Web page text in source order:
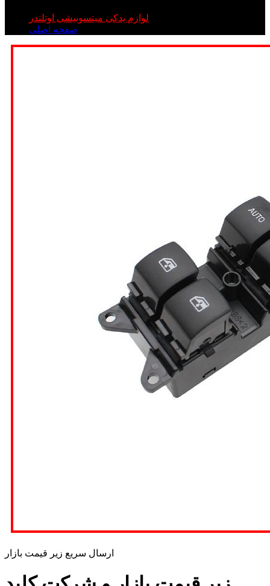
لوازم یدکی میتسوبیشی اوتلندر
صفحه اصلی
ارسال سریع زیر قیمت بازار